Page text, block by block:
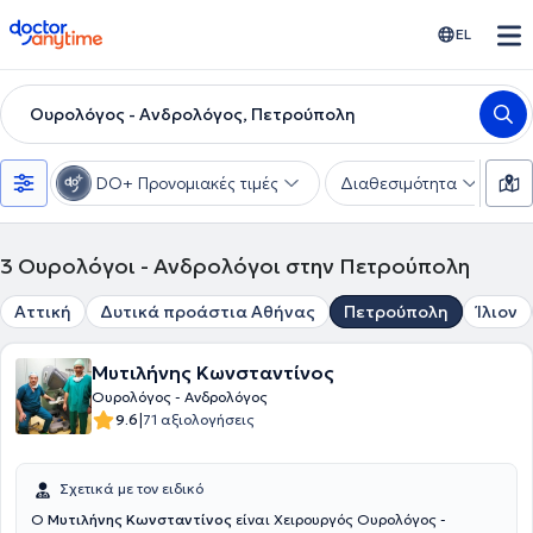
doctoranytime EL
Ουρολόγος - Ανδρολόγος, Πετρούπολη
DO+ Προνομιακές τιμές Διαθεσιμότητα
3 Ουρολόγοι - Ανδρολόγοι στην Πετρούπολη
Αττική Δυτικά προάστια Αθήνας Πετρούπολη Ίλιον
Μυτιλήνης Κωνσταντίνος
Ουρολόγος - Ανδρολόγος
9.6|71 αξιολογήσεις
Σχετικά με τον ειδικό
Ο Μυτιλήνης Κωνσταντίνος είναι Χειρουργός Ουρολόγος -